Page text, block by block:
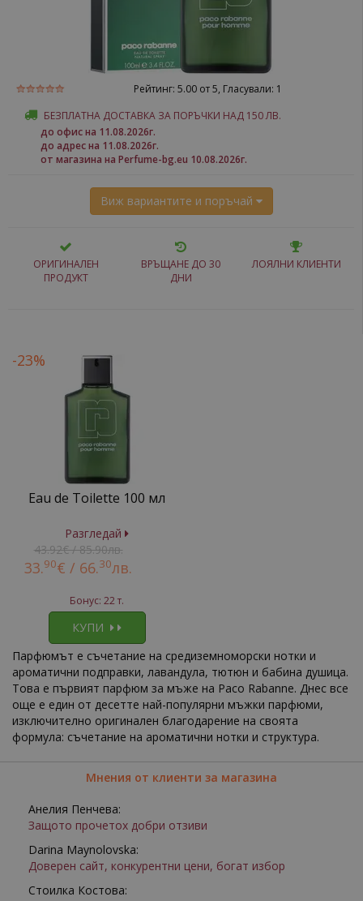
Рейтинг: 5.00от 5, Гласували: 1
БЕЗПЛАТНА ДОСТАВКА ЗА ПОРЪЧКИ НАД 150 ЛВ.
до офис на 11.08.2026г.
до адрес на 11.08.2026г.
от магазина на Perfume-bg.eu 10.08.2026г.
Виж вариантите и поръчай
ОРИГИНАЛЕН
ПРОДУКТ
ВРЪЩАНЕ ДО 30
ДНИ
ЛОЯЛНИ КЛИЕНТИ
-23%
Eau de Toilette 100 мл
Разгледай
43.92€ / 85.90лв.
33.90€ / 66.30лв.
Бонус: 22 т.
КУПИ
Парфюмът е съчетание на средиземноморски нотки и
ароматични подправки, лавандула, тютюн и бабина душица.
Това е първият парфюм за мъже на Paco Rabanne. Днес все
още е един от десетте най-популярни мъжки парфюми,
изключително оригинален благодарение на своята
формула: съчетание на ароматични нотки и структура.
Мнения от клиенти за магазина
Анелия Пенчева:
Защото прочетох добри отзиви
Darina Maynolovska:
Доверен сайт, конкурентни цени, богат избор
Стоилка Костова: